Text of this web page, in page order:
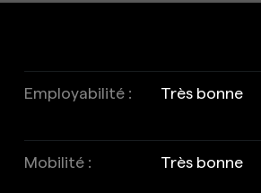
Employabilité : Très bonne
Mobilité : Très bonne